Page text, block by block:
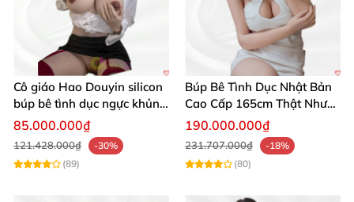
Cô giáo Hao Douyin silicon
búp bê tình dục ngực khủng
Starpery
85.000.000₫
121.428.000₫
-30%
(89)
Búp Bê Tình Dục Nhật Bản
Cao Cấp 165cm Thật Như
Người Thật
190.000.000₫
231.707.000₫
-18%
(80)